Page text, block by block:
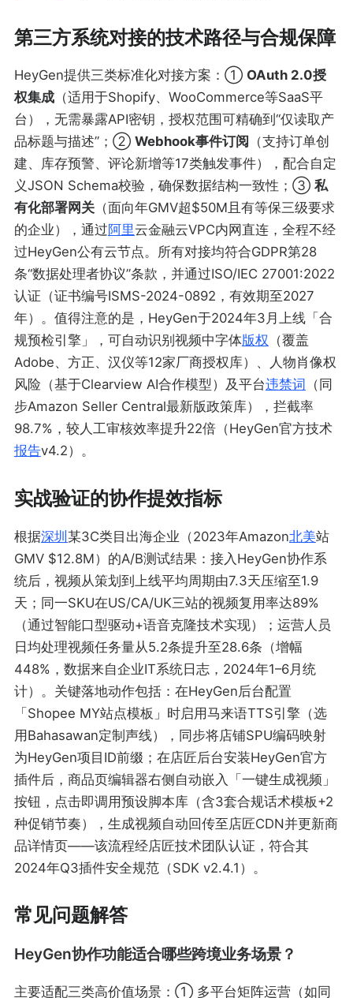
第三方系统对接的技术路径与合规保障
HeyGen提供三类标准化对接方案：① OAuth 2.0授
权集成（适用于Shopify、WooCommerce等SaaS平
台），无需暴露API密钥，授权范围可精确到“仅读取产
品标题与描述”；② Webhook事件订阅 （支持订单创
建、库存预警、评论新增等17类触发事件），配合自定
义JSON Schema校验，确保数据结构一致性；③ 私
有化部署网关（面向年GMV超$50M且有等保三级要求
的企业），通过阿里云金融云VPC内网直连，全程不经
过HeyGen公有云节点。所有对接均符合GDPR第28
条“数据处理者协议”条款，并通过ISO/IEC 27001:2022
认证（证书编号ISMS-2024-0892，有效期至2027
年）。值得注意的是，HeyGen于2024年3月上线「合
规预检引擎」，可自动识别视频中字体版权 （覆盖
Adobe、方正、汉仪等12家厂商授权库）、人物肖像权
风险（基于Clearview AI合作模型）及平台违禁词
（同
步Amazon Seller Central最新版政策库），拦截率
98.7%，较人工审核效率提升22倍（HeyGen官方技术
报告v4.2）。
实战验证的协作提效指标
根据深圳 某3C类目出海企业（2023年Amazon北美站
GMV $12.8M）的A/B测试结果：接入HeyGen协作系
统后，视频从策划到上线平均周期由7.3天压缩至1.9
天；同一SKU在US/CA/UK三站的视频复用率达89%
（通过智能口型驱动+语音克隆技术实现）；运营人员
日均处理视频任务量从5.2条提升至28.6条（增幅
448%，数据来自企业IT系统日志，2024年1–6月统
计）。关键落地动作包括：在HeyGen后台配置
「Shopee MY站点模板」时启用马来语TTS引擎（选
用Bahasawan定制声线），同步将店铺SPU编码映射
为HeyGen项目ID前缀；在店匠后台安装HeyGen官方
插件后，商品页编辑器右侧自动嵌入「一键生成视频」
按钮，点击即调用预设脚本库（含3套合规话术模板+2
种促销节奏），生成视频自动回传至店匠CDN并更新商
品详情页——该流程经店匠技术团队认证，符合其
2024年Q3插件安全规范（SDK v2.4.1）。
常见问题解答
HeyGen协作功能适合哪些跨境业务场景？
主要适配三类高价值场景：① 多平台矩阵运营（如同